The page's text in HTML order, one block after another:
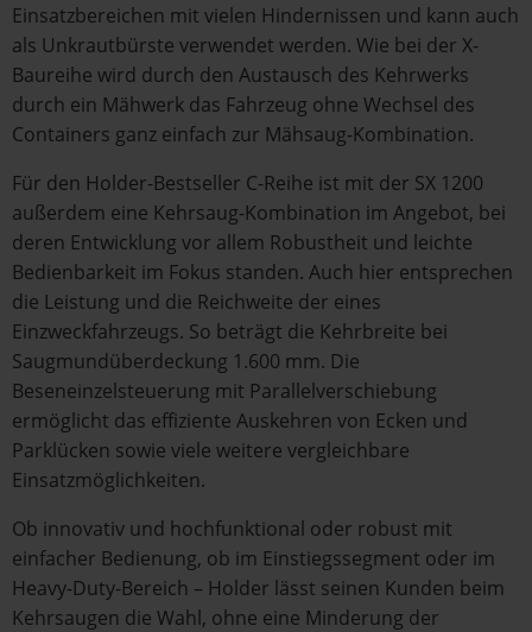
Einsatzbereichen mit vielen Hindernissen und kann auch
als Unkrautbürste verwendet werden. Wie bei der X-
Baureihe wird durch den Austausch des Kehrwerks
durch ein Mähwerk das Fahrzeug ohne Wechsel des
Containers ganz einfach zur Mähsaug-Kombination.
Für den Holder-Bestseller C-Reihe ist mit der SX 1200
außerdem eine Kehrsaug-Kombination im Angebot, bei
deren Entwicklung vor allem Robustheit und leichte
Bedienbarkeit im Fokus standen. Auch hier entsprechen
die Leistung und die Reichweite der eines
Einzweckfahrzeugs. So beträgt die Kehrbreite bei
Saugmundüberdeckung 1.600 mm. Die
Beseneinzelsteuerung mit Parallelverschiebung
ermöglicht das effiziente Auskehren von Ecken und
Parklücken sowie viele weitere vergleichbare
Einsatzmöglichkeiten.
Ob innovativ und hochfunktional oder robust mit
einfacher Bedienung, ob im Einstiegssegment oder im
Heavy-Duty-Bereich – Holder lässt seinen Kunden beim
Kehrsaugen die Wahl, ohne eine Minderung der